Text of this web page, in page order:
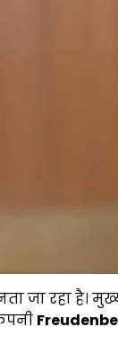
जा रहा है।